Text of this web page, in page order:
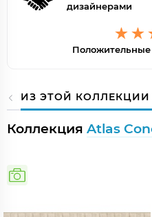
дизайнерами
ИЗ ЭТОЙ КОЛЛЕКЦИИ
Коллекция Atlas